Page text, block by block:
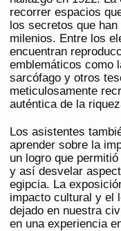
recorrer espacios
los secretos que
milenios. Entre los
encuentran
emblemáticos como
sarcófago y otros
meticulosamente
auténtica de la
Los asistentes
aprender sobre la
un logro que
y así desvelar
egipcia. La
impacto cultural y el
dejado en nuestra
en una experiencia